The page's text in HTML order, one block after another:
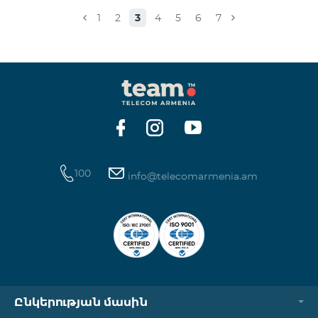
Իսակովի պողոտա 3/7 09:00-18:00 09:00-18:00
Ավանեսովի 8/1-2 10:00-23:00 09:00-18:00 09:00-18:00
Արշակունյաց պողոտա 34/3 09:00-18:00 10:00-23:00
10:00-23:00 Արտաշիսյան փողոց 85/14 09:00-18:00 0
1 2 3 4 5 6 7
100 info@telecomarmenia.am
Ընկերության մասին